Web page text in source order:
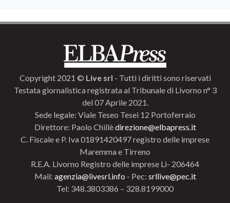
Copyright 2021 © Live srl - Tutti i diritti sono riservati
Testata giornalistica registrata al Tribunale di Livorno n° 3
del 07 Aprile 2021.
Sede legale: Viale Teseo Tesei 12 Portoferraio
Direttore: Paolo Chillèdirezione@elbapress.it
C. Fiscale e P. Iva 01891420497 registro delle imprese
Maremma e Tirreno
R.E.A. Livorno Registro delle imprese Li- 206464
Mail: agenzia@livesrl.info - Pec: srllive@pec.it
Tel: 348.3803386 – 328.8199000